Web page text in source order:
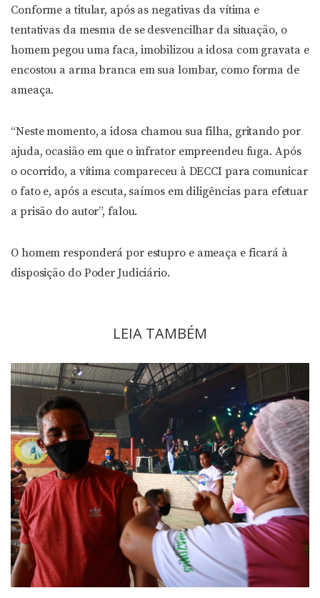
Conforme a titular, após as negativas da vítima e
tentativas da mesma de se desvencilhar da situação, o
homem pegou uma faca, imobilizou a idosa com gravata e
encostou a arma branca em sua lombar, como forma de
ameaça.
“Neste momento, a idosa chamou sua filha, gritando por
ajuda, ocasião em que o infrator empreendeu fuga. Após
o ocorrido, a vítima compareceu à DECCI para comunicar
o fato e, após a escuta, saímos em diligências para efetuar
a prisão do autor”, falou.
O homem responderá por estupro e ameaça e ficará à
disposição do Poder Judiciário.
LEIA TAMBÉM